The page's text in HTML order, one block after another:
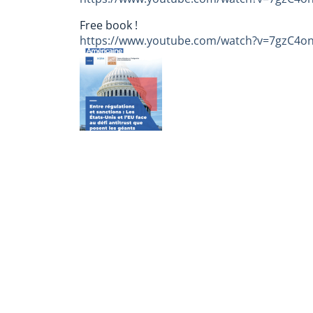
Free book !
https://www.youtube.com/